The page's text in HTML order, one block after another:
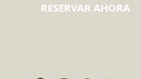
RESERVAR AHORA